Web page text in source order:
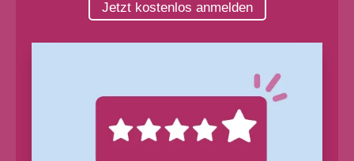
Jetzt kostenlos anmelden